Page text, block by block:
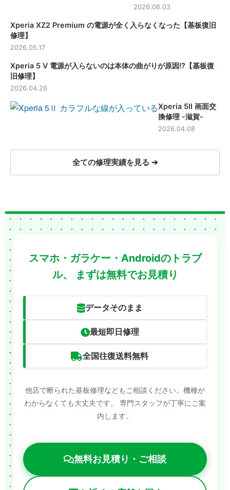
末のバッテリー交換修理
2026.06.03
Xperia XZ2 Premium の電源が全く入らなくなった【基板復旧
修理】
2026.05.17
Xperia 5 Ⅴ 電源が入らないのは本体の曲がりが原因!?【基板復
旧修理】
2026.04.26
Xperia 5Ⅱ 画面交
換修理 -滋賀-
2026.04.08
全ての修理実績を見る ➔
スマホ・ガラケー・Androidのトラブ
ル、
まずは無料でお見積り
データそのまま
最短即日修理
全国往復送料無料
他店で断られた基板修理などもご相談ください。機種が
わからなくても大丈夫です。
専門スタッフが丁寧にご案
内します。
無料お見積り・ご相談